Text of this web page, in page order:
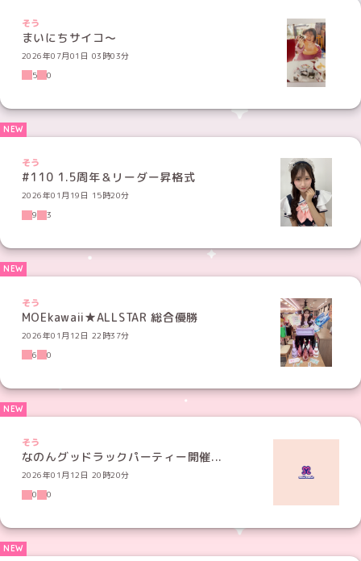
そう
まいにちサイコ～
2026年07月01日 03時03分
5
0
そう
#110 1.5周年＆リーダー昇格式
2026年01月19日 15時20分
9
3
そう
MOEkawaii★ALLSTAR 総合優勝
2026年01月12日 22時37分
6
0
そう
なのんグッドラックパーティー開催︎︎︎︎...
2026年01月12日 20時20分
0
0